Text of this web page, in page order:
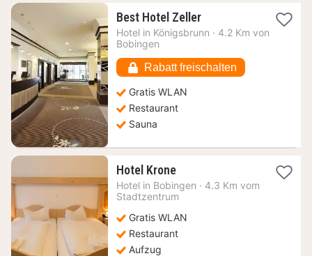
Best Hotel Zeller1
Nacht
€
Hotel in Königsbrunn · 4.2 Km von
Bobingen
Rabatt freischalten
Gratis WLAN
Restaurant
Sauna
Hotel Krone1
Nacht
ab
€
Hotel in Bobingen · 4.3 Km vom
Stadtzentrum
Gratis WLAN
Restaurant
Aufzug